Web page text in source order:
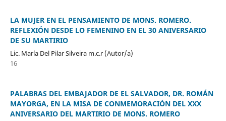
LA MUJER EN EL PENSAMIENTO DE MONS. ROMERO.
REFLEXIÓN DESDE LO FEMENINO EN EL 30 ANIVERSARIO
DE SU MARTIRIO
Lic. María Del Pilar Silveira m.c.r (Autor/a)
16
PALABRAS DEL EMBAJADOR DE EL SALVADOR, DR. ROMÁN
MAYORGA, EN LA MISA DE CONMEMORACIÓN DEL XXX
ANIVERSARIO DEL MARTIRIO DE MONS. ROMERO